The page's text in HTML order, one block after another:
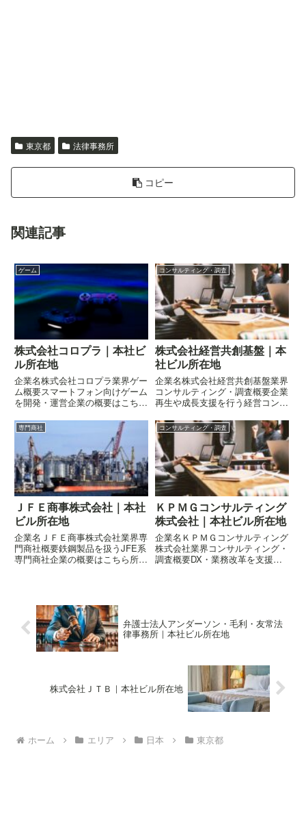
東京都 法律事務所
コピー
関連記事
ゲーム
株式会社コロプラ｜本社ビ
ル所在地
企業名株式会社コロプラ業界ゲー
ム概要スマートフォン向けゲーム
を開発・運営企業の概要はこちら
恵比寿四丁目20-3 恵比寿ガーデ
ンプレイスタワー
コンサルティング・調査
株式会社経営共創基盤｜本
社ビル所在地
企業名株式会社経営共創基盤業界
コンサルティング・調査概要企業
再生や成長支援を行う経営コンサ
〒100-0005 東京都千代田区丸の
内一丁目9-2 グラントウキョウ サ
ウスタワー
専門商社
ＪＦＥ商事株式会社｜本社
ビル所在地
企業名ＪＦＥ商事株式会社業界専
門商社概要鉄鋼製品を扱うJFE系
専門商社企業の概要はこちら所在
コンサルティング・調査
ＫＰＭＧコンサルティング
株式会社｜本社ビル所在地
企業名ＫＰＭＧコンサルティング
株式会社業界コンサルティング・
調査概要DX・業務改革を支援す
弁護士法人アンダーソン・毛利・友常法
律事務所｜本社ビル所在地
株式会社ＪＴＢ｜本社ビル所在地
ホーム エリア 日本 東京都